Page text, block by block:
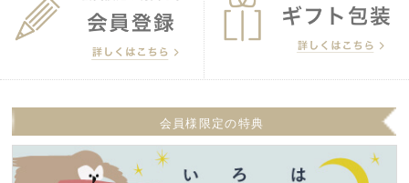
会員様限定の特典